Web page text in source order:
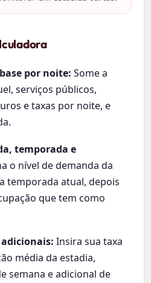
por noite: Some a
serviços públicos,
e taxas por noite, e
temporada e
o nível de demanda da
temporada atual, depois
que tem como
Insira sua taxa
média da estadia,
semana e adicional de